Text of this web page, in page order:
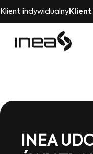
Klient indywidualny
INEA